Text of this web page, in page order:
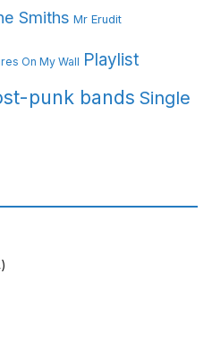
Smiths Mr Erudit
On My Wall Playlist
punk bands Single